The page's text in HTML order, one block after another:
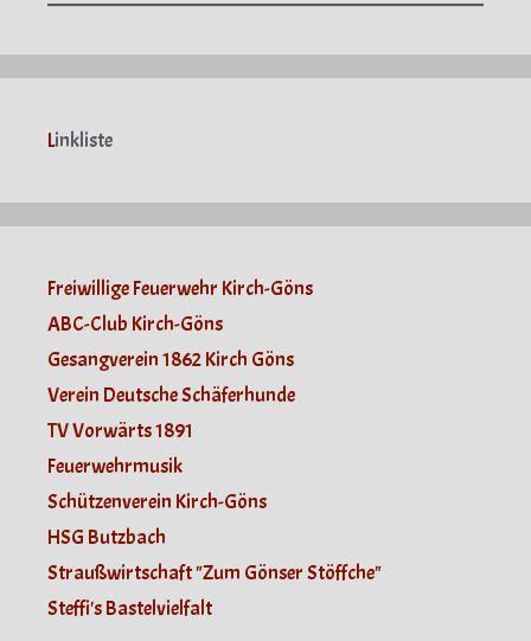
Linkliste
Freiwillige Feuerwehr Kirch-Göns
ABC-Club Kirch-Göns
Gesangverein 1862 Kirch Göns
Verein Deutsche Schäferhunde
TV Vorwärts 1891
Feuerwehrmusik
Schützenverein Kirch-Göns
HSG Butzbach
Straußwirtschaft "Zum Gönser Stöffche"
Steffi's Bastelvielfalt